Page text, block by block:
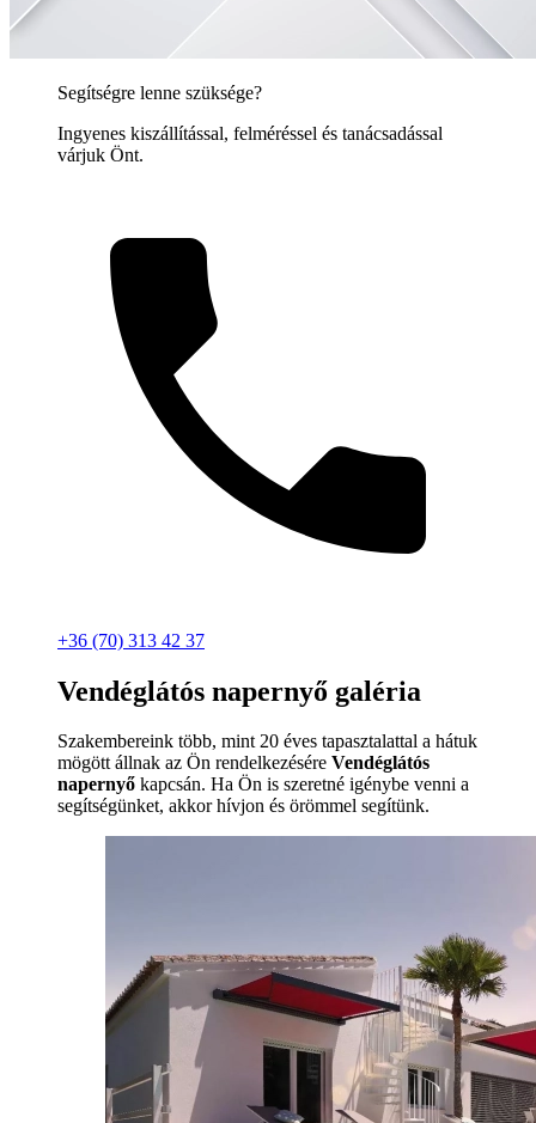
Segítségre lenne szüksége?
Ingyenes kiszállítással, felméréssel és tanácsadással
várjuk Önt.
+36 (70) 313 42 37
Vendéglátós napernyő galéria
Szakembereink több, mint 20 éves tapasztalattal a hátuk
mögött állnak az Ön rendelkezésére Vendéglátós
napernyő kapcsán. Ha Ön is szeretné igénybe venni a
segítségünket, akkor hívjon és örömmel segítünk.